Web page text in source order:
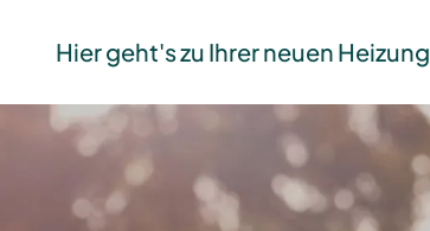
Hier geht's zu Ihrer neuen Heizung